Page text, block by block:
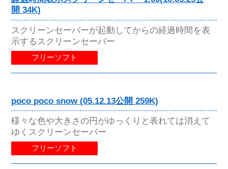
開 34K)
スクリーンセーバーが起動してからの経過時間を表
示するスクリーンセーバー
フリーソフト
poco poco snow (05.12.13公開 259K)
様々な色や大きさの円がゆっくりと表れては消えて
ゆくスクリーンセーバー
フリーソフト